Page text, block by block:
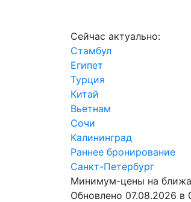
Сейчас актуально:
Стамбул
Египет
Турция
Китай
Вьетнам
Сочи
Калининград
Раннее бронирование
Санкт-Петербург
Минимум-цены на
Обновлено 07.08.2026 в